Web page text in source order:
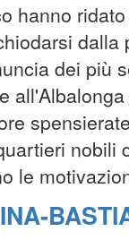
hanno
dei più
nobili
le